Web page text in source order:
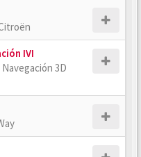
IVI
3D